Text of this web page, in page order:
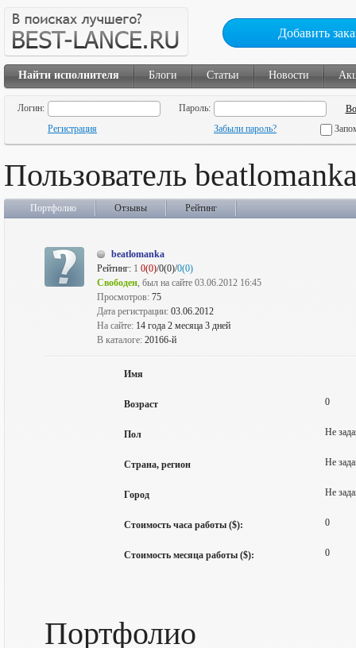
Добавить
Найти исполнителя Блоги Статьи Новости
Логин:
Пароль:
Регистрация
Забыли пароль?
Пользователь
Портфолио Отзывы Рейтинг
beatlomanka
Рейтинг: 1 0(0)/0(0)/0(0)
Свободен, был на сайте 03.06.2012 16:45
Просмотров: 75
Дата регистрации: 03.06.2012
На сайте: 14 года 2 месяца 3 дней
В каталоге: 20166-й
Имя
Возраст 0
Пол Не
Страна, регион Не
Город Не
Стоимость часа работы ($): 0
Стоимость месяца работы ($): 0
Портфолио